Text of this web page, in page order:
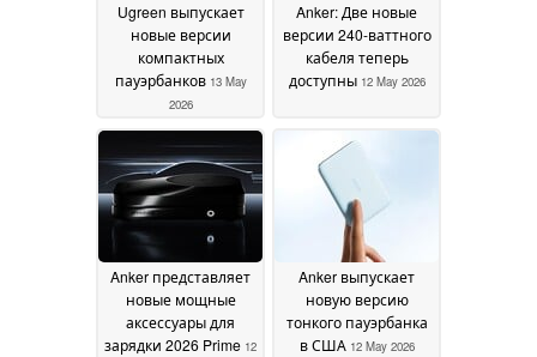
Ugreen выпускает
новые версии
компактных
пауэрбанков 13 May
2026
Anker: Две новые
версии 240-ваттного
кабеля теперь
доступны 12 May 2026
Anker представляет
новые мощные
аксессуары для
зарядки 2026 Prime 12
Anker выпускает
новую версию
тонкого пауэрбанка
в США 12 May 2026